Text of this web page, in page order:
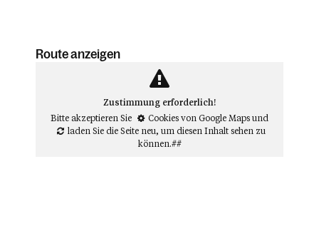
Route anzeigen
Zustimmung erforderlich!
Bitte akzeptieren Sie
Cookies von Google Mapsund
laden Sie die Seite neu, um diesen Inhalt sehen zu
können.##